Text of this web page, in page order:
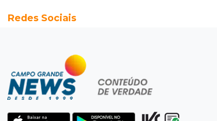
Pantanal treina em Goiânia antes de jogo que
Campeonato Brasileiro
Remo busca empate com Atlético-MG e segue
na zona de rebaixamento
Defesa diz que preso suspeito de sequestro
Redes Sociais